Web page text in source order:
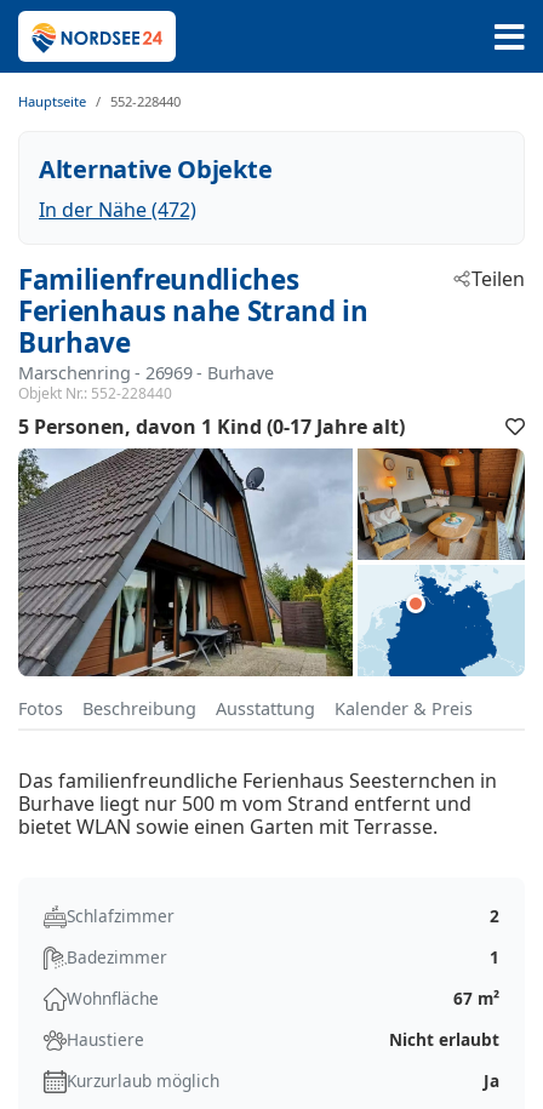
Hauptseite 552-228440
Alternative Objekte
In der Nähe (472)
Familienfreundliches
Ferienhaus nahe Strand in
Burhave
Marschenring - 26969 - Burhave
Objekt Nr.: 552-228440
Teilen
5 Personen davon 1 Kind (0-17 Jahre alt)
Fotos Beschreibung Ausstattung Kalender & Preis
Das familienfreundliche Ferienhaus Seesternchen in
Burhave liegt nur 500 m vom Strand entfernt und
bietet WLAN sowie einen Garten mit Terrasse.
Schlafzimmer
2
Badezimmer
1
Wohnfläche
67 m²
Haustiere
Nicht erlaubt
Kurzurlaub möglich
Ja